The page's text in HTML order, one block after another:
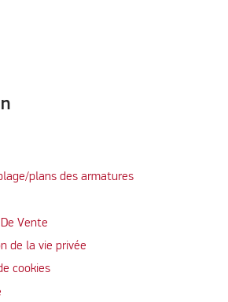
plans des armatures
Vente
de la vie privée
cookies